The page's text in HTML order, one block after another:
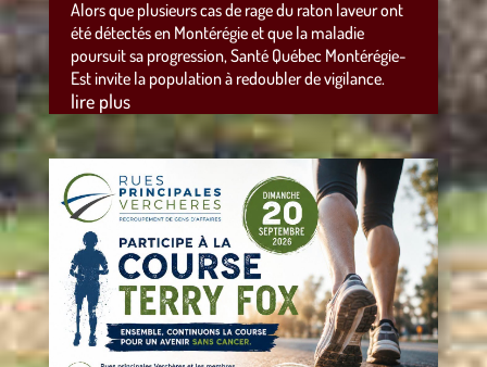
Alors que plusieurs cas de rage du raton laveur ont
été détectés en Montérégie et que la maladie
poursuit sa progression, Santé Québec Montérégie-
Est invite la population à redoubler de vigilance.
lire plus